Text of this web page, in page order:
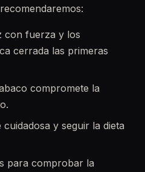
con fuerza y los
cerrada las primeras
compromete la
y seguir la dieta
para comprobar la